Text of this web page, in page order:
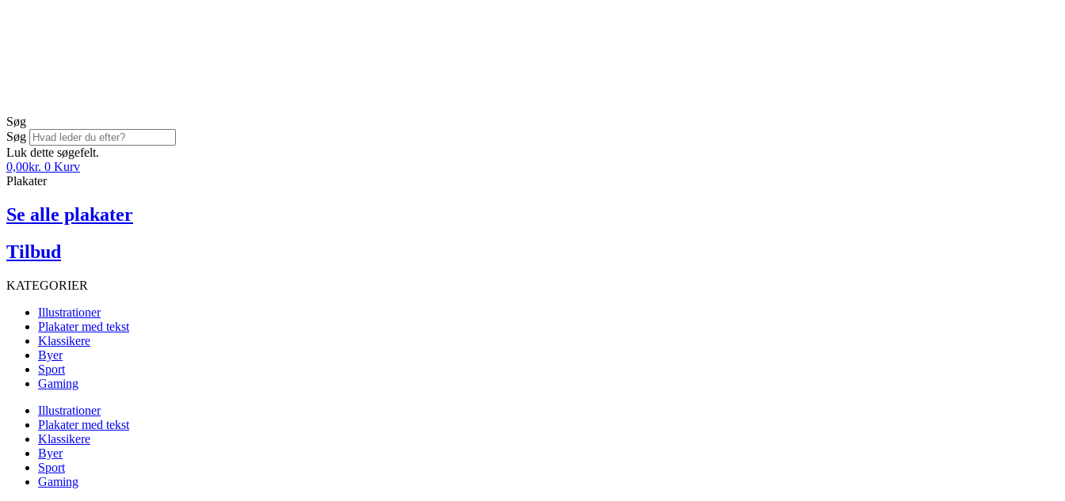
Søg
Søg
Luk dette søgefelt.
0,00kr. 0 Kurv
Plakater
Se alle plakater
Tilbud
KATEGORIER
Illustrationer
Plakater med tekst
Klassikere
Byer
Sport
Gaming
Illustrationer
Plakater med tekst
Klassikere
Byer
Sport
Gaming